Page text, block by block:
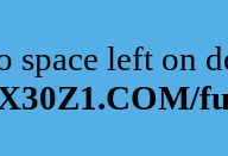
space left on